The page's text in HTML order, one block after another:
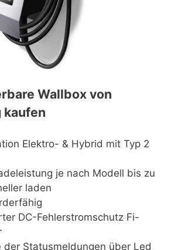
Wallbox von
kaufen
Elektro- & Hybrid mit Typ 2
je nach Modell bis zu
laden
DC-Fehlerstromschutz Fi-
der Statusmeldungen über Led